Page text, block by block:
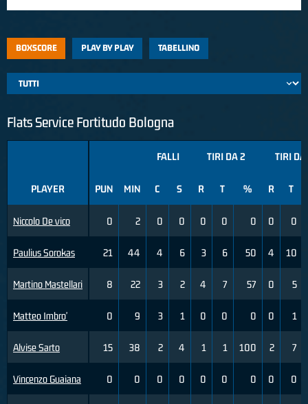
BOXSCORE PLAY BY PLAY TABELLINO
Flats Service Fortitudo Bologna
PLAYER
Niccolo De vico
Paulius Sorokas
Martino Mastellari
Matteo Imbro'
Alvise Sarto
Vincenzo Guaiana
FALLI TIRI DA 2 TIRI
PUN MIN C S R T % R T
0 2 0 0 0 0 0 0 0
21 44 4 6 3 6 50 4 10
8 22 3 2 4 7 57 0 5
0 9 3 1 0 0 0 0 1
15 38 2 4 1 1 100 2 7
0 0 0 0 0 0 0 0 0